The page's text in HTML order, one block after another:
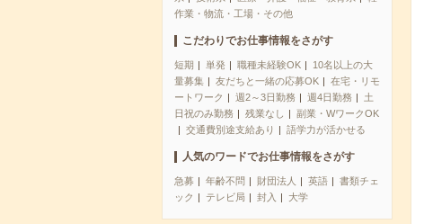
作業・物流・工場・その他
こだわりでお仕事情報をさがす
短期 単発 職種未経験OK
10名以上の大
量募集
友だちと一緒の応募OK
在宅・リモ
ートワーク
週2～3日勤務 週4日勤務
土
日祝のみ勤務
残業なし
副業・WワークOK
交通費別途支給あり
語学力が活かせる
人気のワードでお仕事情報をさがす
急募 年齢不問 財団法人 英語
書類チェ
ック
テレビ局 封入 大学